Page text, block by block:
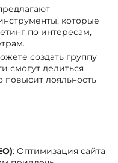
которые
по интересам,
создать группу
смогут делиться
лояльность
: Оптимизация сайта